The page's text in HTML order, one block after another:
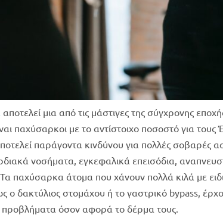
αποτελεί μια από τις μάστιγες της σύγχρονης
παχύσαρκοι με το αντίστοιχο ποσοστό για
παράγοντα κινδύνου για πολλές σοβαρές
νοσήματα, εγκεφαλικά επεισόδια,
παχύσαρκα άτομα που χάνουν πολλά κιλά με
ο δακτύλιος στομάχου ή το γαστρικό bypass,
προβλήματα όσον αφορά το δέρμα τους.